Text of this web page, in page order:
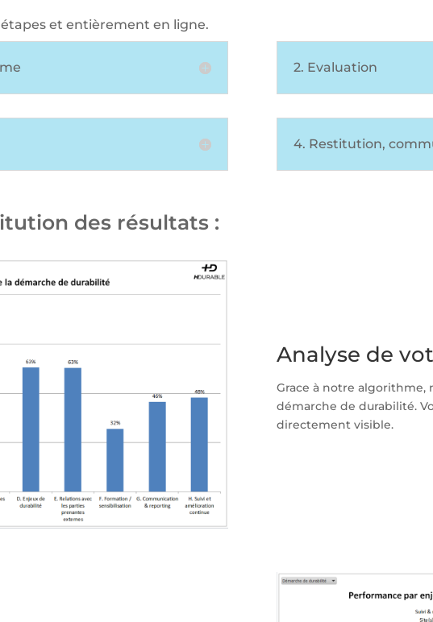
et entièrement en ligne.
2. Evaluation
4. Restitution,
des résultats :
Analyse de
Grace à notre
démarche de durabilité.
directement visible.